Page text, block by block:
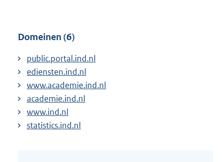
Domeinen (6)
public.portal.ind.nl
ediensten.ind.nl
www.academie.ind.nl
academie.ind.nl
www.ind.nl
statistics.ind.nl